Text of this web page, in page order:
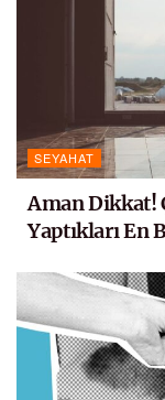
SEYAHAT
Aman Dikkat!
Yaptıkları En